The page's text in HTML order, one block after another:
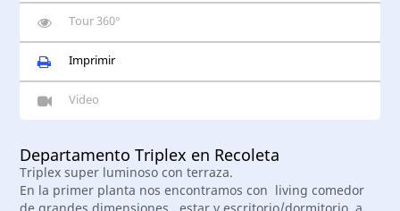
Tour 360°
Imprimir
Video
Departamento Triplex en Recoleta
Triplex super luminoso con terraza.
En la primer planta nos encontramos con living comedor